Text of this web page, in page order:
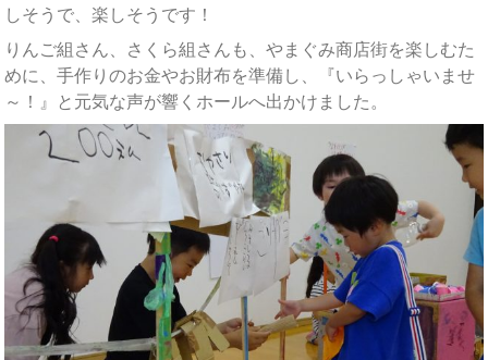
しそうで、楽しそうです！
りんご組さん、さくら組さんも、やまぐみ商店街を楽しむた
めに、手作りのお金やお財布を準備し、『いらっしゃいませ
～！』と元気な声が響くホールへ出かけました。